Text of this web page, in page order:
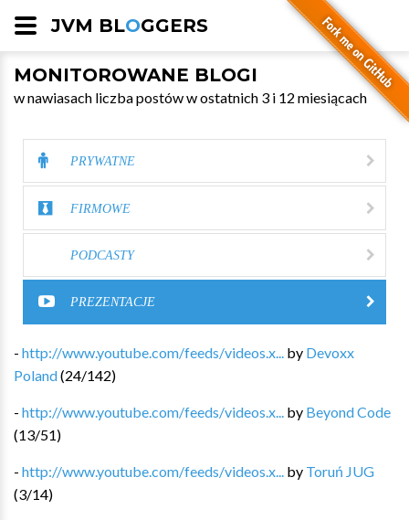
JVM BLOGGERS
MONITOROWANE BLOGI
w nawiasach liczba postów w ostatnich 3 i 12 miesiącach
PRYWATNE
FIRMOWE
PODCASTY
PREZENTACJE
- http://www.youtube.com/feeds/videos.x... by Devoxx
Poland(24/142)
- http://www.youtube.com/feeds/videos.x... by Beyond Code
(13/51)
- http://www.youtube.com/feeds/videos.x... by Toruń JUG
(3/14)